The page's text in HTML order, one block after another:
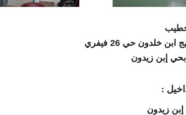
خلدون حي 26 فيفري
إبن زيدون
: